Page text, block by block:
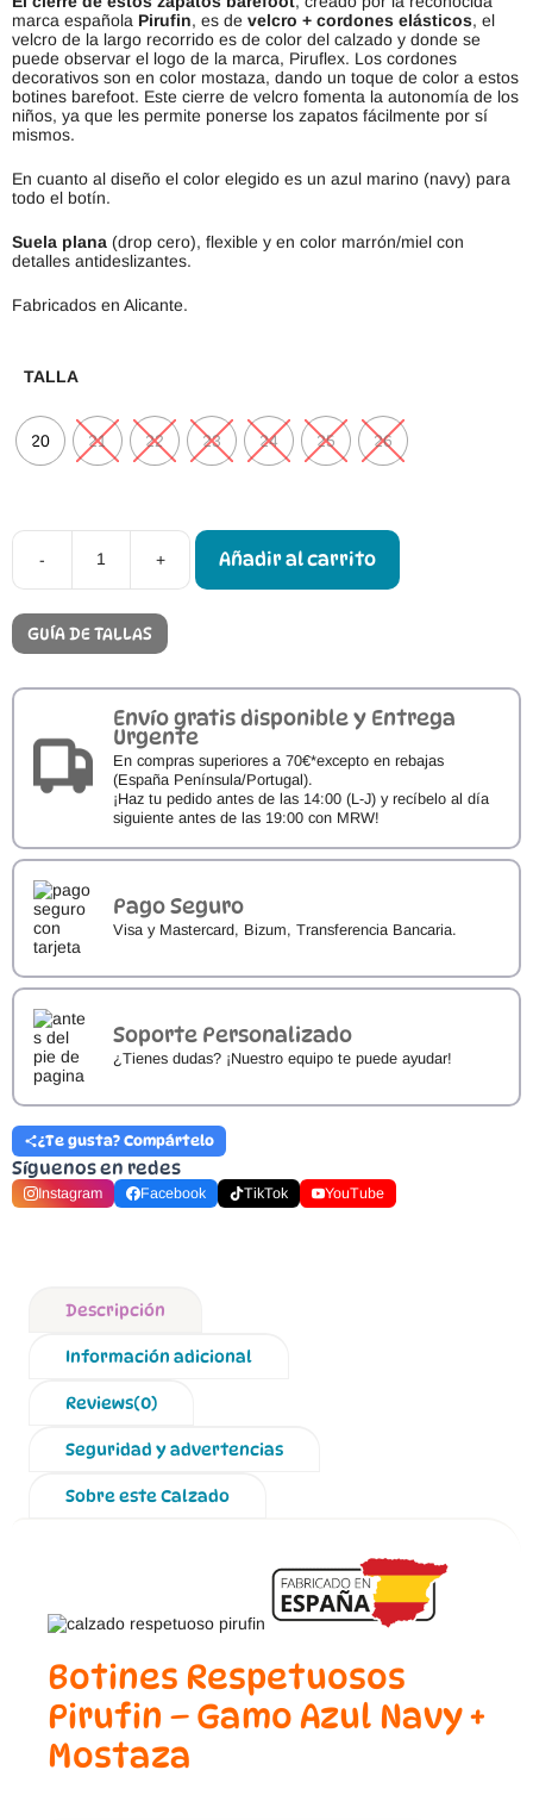
marca española Pirufin, es de velcro + cordones elásticos, el
velcro de la largo recorrido es de color del calzado y donde se
puede observar el logo de la marca, Piruflex. Los cordones
decorativos son en color mostaza, dando un toque de color a estos
botines barefoot. Este cierre de velcro fomenta la autonomía de los
niños, ya que les permite ponerse los zapatos fácilmente por sí
mismos.
En cuanto al diseño el color elegido es un azul marino (navy) para
todo el botín.
Suela plana (drop cero), flexible y en color marrón/miel con
detalles antideslizantes.
Fabricados en Alicante.
TALLA
20 21 22 23 24 25 26
-
Botines
Respetuosos
+ Añadir al carrito
GUÍA DE TALLAS
Envío gratis disponible y Entrega
Urgente
En compras superiores a 70€*excepto en rebajas
(España Península/Portugal).
¡Haz tu pedido antes de las 14:00 (L-J) y recíbelo al día
siguiente antes de las 19:00 con MRW!
Pago Seguro
Visa y Mastercard, Bizum, Transferencia Bancaria.
Soporte Personalizado
¿Tienes dudas? ¡Nuestro equipo te puede ayudar!
¿Te gusta? Compártelo
Síguenos en redes
Instagram Facebook TikTok YouTube
Descripción
Información adicional
Reviews(0)
Seguridad y advertencias
Sobre este Calzado
Botines Respetuosos
Pirufin – Gamo Azul Navy +
Mostaza